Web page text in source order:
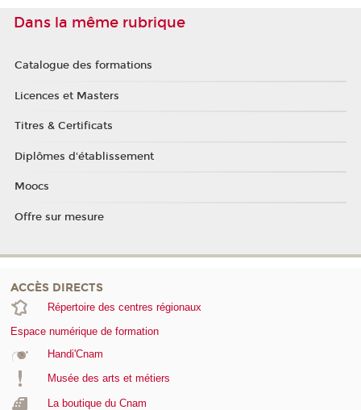
Dans la même rubrique
Catalogue des formations
Licences et Masters
Titres & Certificats
Diplômes d'établissement
Moocs
Offre sur mesure
ACCÈS DIRECTS
Répertoire des centres régionaux
Espace numérique de formation
Handi'Cnam
Musée des arts et métiers
La boutique du Cnam